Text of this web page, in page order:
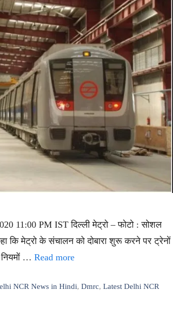
11:00 PM IST दिल्ली मेट्रो – फोटो : सोशल
कि मेट्रो के संचालन को दोबारा शुरू करने पर ट्रेनों
… Read more
NCR News in Hindi,Dmrc,Latest Delhi NCR